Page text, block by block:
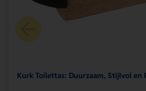
Kurk Toilettas: Duurzaam, Stijlvol en